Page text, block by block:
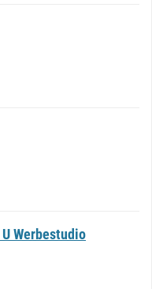
Werbestudio